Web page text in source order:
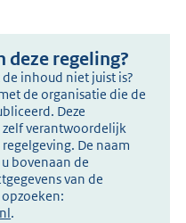
deze regeling?
inhoud niet juist is?
de organisatie die de
Deze
verantwoordelijk
De naam
bovenaan de
van de
.